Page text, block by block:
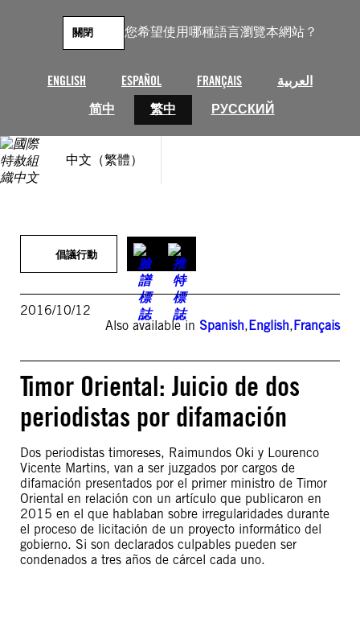
您希望使用哪種語言瀏覽本網站？
ENGLISH ESPAÑOL FRANÇAIS
العربية
简中
繁中 РУССКИЙ
關閉
中文（繁體）
倡議行動
2016/10/12
Also available in Spanish,English,Français
Timor Oriental: Juicio de dos
periodistas por difamación
Dos periodistas timoreses, Raimundos Oki y Lourenco
Vicente Martins, van a ser juzgados por cargos de
difamación presentados por el primer ministro de Timor
Oriental en relación con un artículo que publicaron en
2015 en el que hablaban sobre irregularidades durante
el proceso de licitación de un proyecto informático del
gobierno. Si son declarados culpables pueden ser
condenados a tres años de cárcel cada uno.